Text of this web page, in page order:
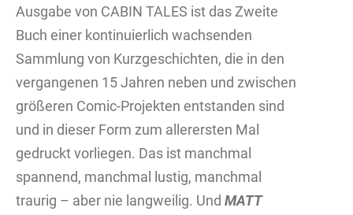
Ausgabe von CABIN TALES ist das Zweite
Buch einer kontinuierlich wachsenden
Sammlung von Kurzgeschichten, die in den
vergangenen 15 Jahren neben und zwischen
größeren Comic-Projekten entstanden sind
und in dieser Form zum allerersten Mal
gedruckt vorliegen. Das ist manchmal
spannend, manchmal lustig, manchmal
traurig – aber nie langweilig. Und MATT